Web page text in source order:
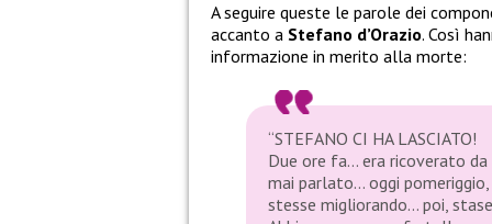
A seguire queste le parole dei
accanto a Stefano d’Orazio. Così
informazione in merito alla morte:
“STEFANO CI HA LASCIATO!
Due ore fa… era ricoverato
mai parlato… oggi
stesse migliorando… poi,